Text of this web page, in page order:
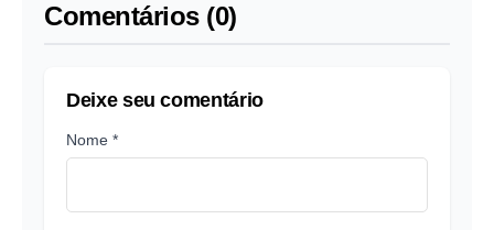
Comentários (0)
Deixe seu comentário
Nome *